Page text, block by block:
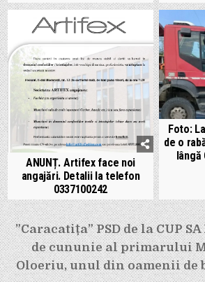
ANUNȚ. Artifex face noi
angajări. Detalii la telefon
0337100242
Foto:
de o
lângă
Navigare
în
articole
”Caracatița” PSD de la CUP
de cununie al primarului
Oloeriu, unul din oamenii de